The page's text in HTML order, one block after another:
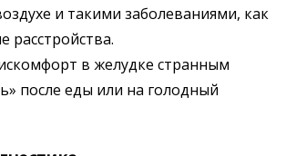
и такими заболеваниями, как
расстройства.
в желудке странным
после еды или на голодный